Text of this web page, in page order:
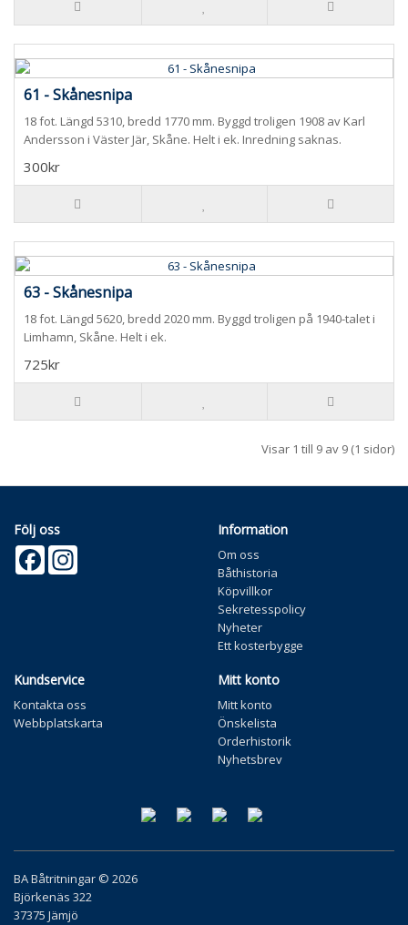
61 - Skånesnipa
18 fot. Längd 5310, bredd 1770 mm. Byggd troligen 1908 av Karl
Andersson i Väster Jär, Skåne. Helt i ek. Inredning saknas.
300kr
63 - Skånesnipa
18 fot. Längd 5620, bredd 2020 mm. Byggd troligen på 1940-talet i
Limhamn, Skåne. Helt i ek.
725kr
Visar 1 till 9 av 9 (1 sidor)
Följ oss
Facebook
Information
Om oss
Båthistoria
Köpvillkor
Sekretesspolicy
Nyheter
Ett kosterbygge
Kundservice
Kontakta oss
Webbplatskarta
Mitt konto
Mitt konto
Önskelista
Orderhistorik
Nyhetsbrev
BA Båtritningar © 2026
Björkenäs 322
37375 Jämjö